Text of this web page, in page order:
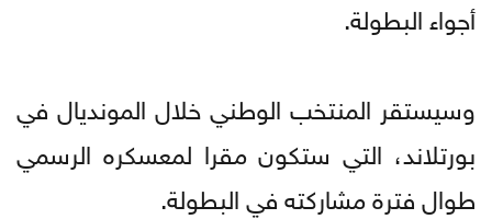
أجواء البطولة.
وسيستقر المنتخب الوطني خلال المونديال في
بورتلاند، التي ستكون مقرا لمعسكره الرسمي
طوال فترة مشاركته في البطولة.